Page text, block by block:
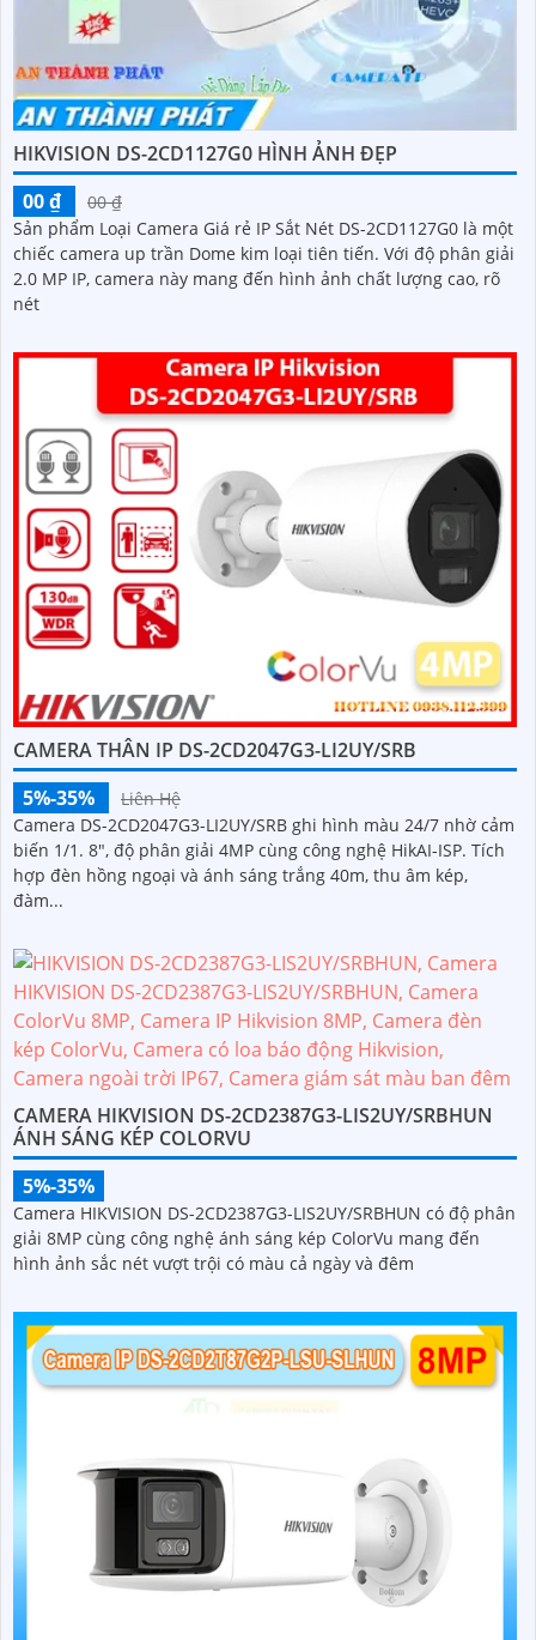
HIKVISION DS-2CD1127G0 HÌNH ẢNH ĐẸP
00 ₫
00 ₫
Sản phẩm Loại Camera Giá rẻ IP Sắt Nét DS-2CD1127G0 là một
chiếc camera up trần Dome kim loại tiên tiến. Với độ phân giải
2.0 MP IP, camera này mang đến hình ảnh chất lượng cao, rõ
nét
CAMERA THÂN IP DS-2CD2047G3-LI2UY/SRB
5%-35%
Liên Hệ
Camera DS-2CD2047G3-LI2UY/SRB ghi hình màu 24/7 nhờ cảm
biến 1/1. 8", độ phân giải 4MP cùng công nghệ HikAI-ISP. Tích
hợp đèn hồng ngoại và ánh sáng trắng 40m, thu âm kép,
đàm...
CAMERA HIKVISION DS-2CD2387G3-LIS2UY/SRBHUN
ÁNH SÁNG KÉP COLORVU
5%-35%
Camera HIKVISION DS-2CD2387G3-LIS2UY/SRBHUN có độ phân
giải 8MP cùng công nghệ ánh sáng kép ColorVu mang đến
hình ảnh sắc nét vượt trội có màu cả ngày và đêm